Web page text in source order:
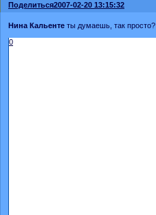
Поделиться2007-02-20 13:15:32
Нина Кальенте ты думаешь, так
0